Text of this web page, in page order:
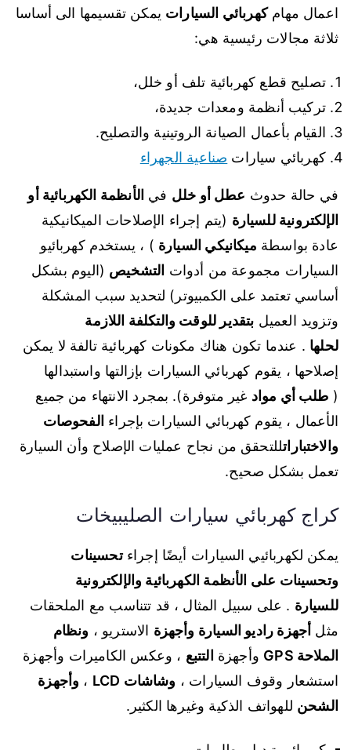
اعمال مهامكهربائي السيارات يمكن تقسيمها الى أساسا
ثلاثة مجالات رئيسية هي:
تصليح قطع كهربائية تلف أو خلل،
تركيب أنظمة ومعدات جديدة،
القيام بأعمال الصيانة الروتينية والتصليح.
كهربائي سيارات صناعية الجهراء
في حالة حدوث عطل أو خلل في الأنظمة الكهربائية أو
الإلكترونية للسيارة (يتم إجراء الإصلاحات الميكانيكية
عادة بواسطة ميكانيكي السيارة ) ، يستخدم كهربائيو
السيارات مجموعة من أدوات التشخيص (اليوم بشكل
أساسي تعتمد على الكمبيوتر) لتحديد سبب المشكلة
وتزويد العميل بتقدير للوقت والتكلفة اللازمة
لحلها . عندما تكون هناك مكونات كهربائية تالفة لا يمكن
إصلاحها ، يقوم كهربائي السيارات بإزالتها واستبدالها
( طلب أي مواد غير متوفرة). بمجرد الانتهاء من جميع
الأعمال ، يقوم كهربائي السيارات بإجراء الفحوصات
والاختباراتللتحقق من نجاح عمليات الإصلاح وأن السيارة
تعمل بشكل صحيح.
كراج كهربائي سيارات الصليبيخات
يمكن لكهربائيي السيارات أيضًا إجراءتحسينات
وتحسينات على الأنظمة الكهربائية والإلكترونية
للسيارة . على سبيل المثال ، قد تتناسب مع الملحقات
مثل أجهزة راديو السيارة وأجهزة الاستريو ، ونظام
الملاحة GPS
وأجهزة التتبع ، وعكس الكاميرات وأجهزة
استشعار وقوف السيارات ، وشاشات LCD ، وأجهزة
الشحن للهواتف الذكية وغيرها الكثير.